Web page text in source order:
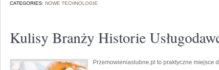
CATEGORIES: NOWE TECHNOLOGIE
Kulisy Branży Historie
Przemowieniaslubne.pl to praktyczne miejsce